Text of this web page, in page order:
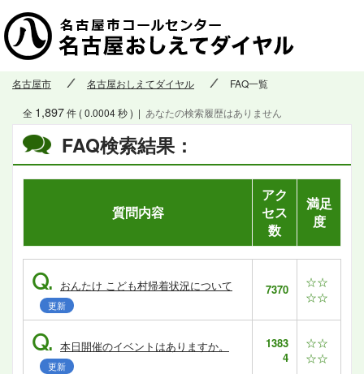
名古屋市 名古屋おしえてダイヤル FAQ一覧
FAQ検索結果：
全 1,897件 ( 0.0004 秒 ) | あなたの検索履歴はありません
質問内容
アク
セス
数
満足
度
Q. おんたけ こども村帰着状況について
更新
7370
☆☆
☆☆
Q. 本日開催のイベントはありますか。
更新
1383
4
☆☆
☆☆